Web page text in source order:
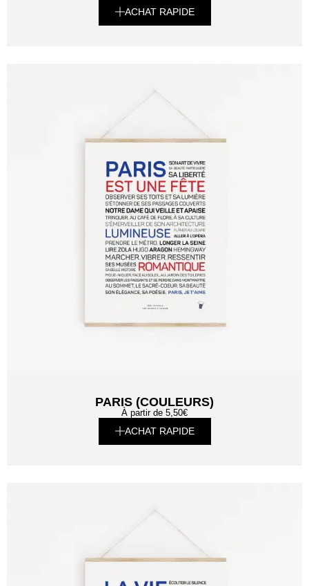
ACHAT RAPIDE
PARIS (COULEURS)
À partir de 5,50€
ACHAT RAPIDE